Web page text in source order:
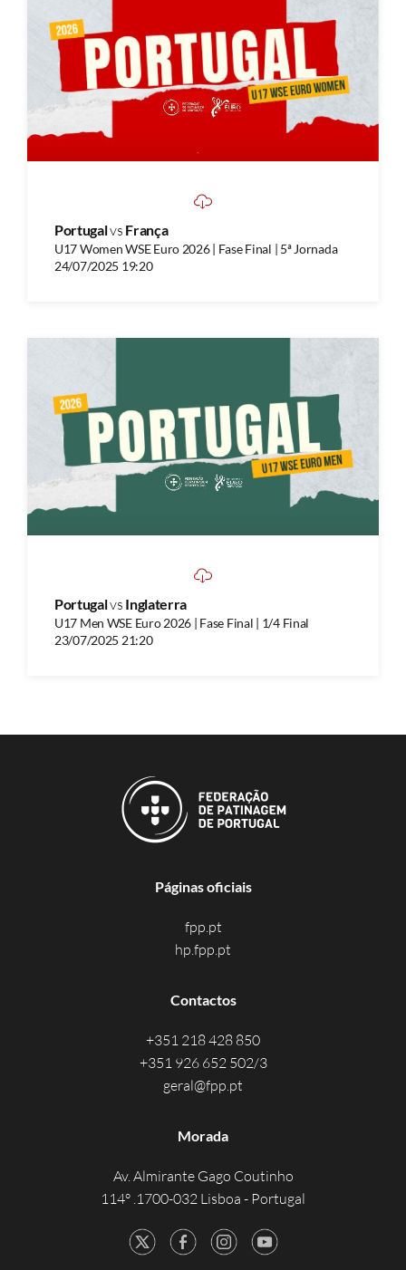
Portugalvs França
U17 Women WSE Euro 2026 | Fase Final | 5ª Jornada
24/07/2025 19:20
Portugalvs Inglaterra
U17 Men WSE Euro 2026 | Fase Final | 1/4 Final
23/07/2025 21:20
Páginas oficiais
fpp.pt
hp.fpp.pt
Contactos
+351 218 428 850
+351 926 652 502/3
geral@fpp.pt
Morada
Av. Almirante Gago Coutinho
114° .1700-032 Lisboa - Portugal